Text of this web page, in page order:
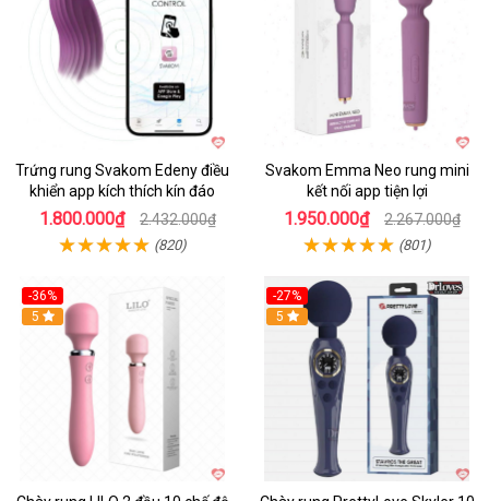
Trứng rung Svakom Edeny điều
khiển app kích thích kín đáo
1.800.000₫ 2.432.000₫
(820)
Svakom Emma Neo rung mini
kết nối app tiện lợi
1.950.000₫ 2.267.000₫
(801)
-36%
Hot
5
-27%
Hot
5